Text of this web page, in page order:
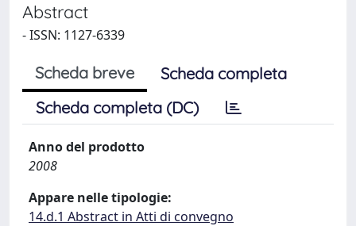
Abstract
- ISSN: 1127-6339
Scheda breve
Scheda completa
Scheda completa (DC)
Anno del prodotto
2008
Appare nelle tipologie:
14.d.1 Abstract in Atti di convegno